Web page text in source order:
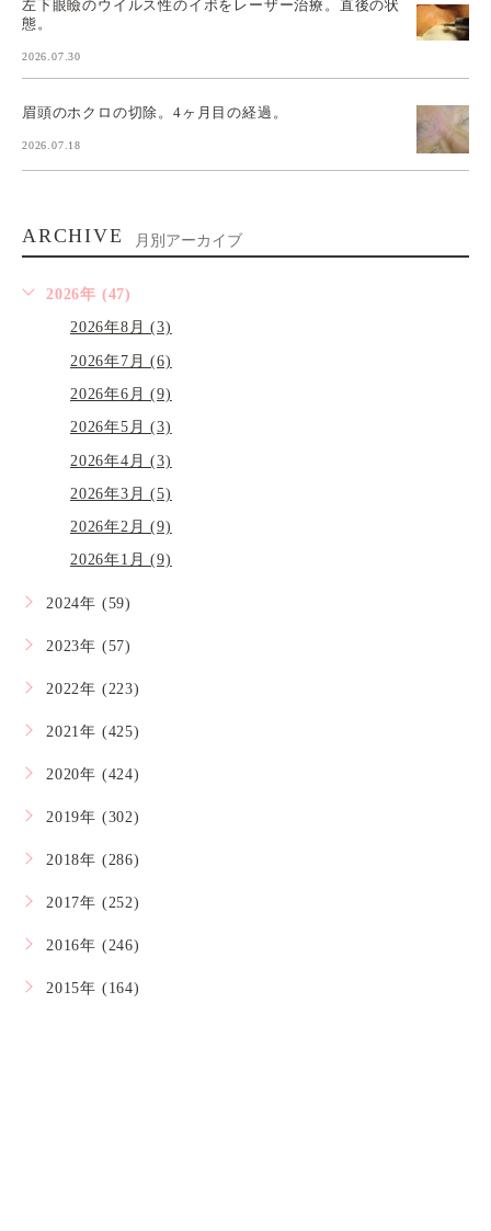
左下眼瞼のウイルス性のイボをレーザー治療。直後の状
態。
2026.07.30
眉頭のホクロの切除。4ヶ月目の経過。
2026.07.18
ARCHIVE 月別アーカイブ
2026年 (47)
2026年8月 (3)
2026年7月 (6)
2026年6月 (9)
2026年5月 (3)
2026年4月 (3)
2026年3月 (5)
2026年2月 (9)
2026年1月 (9)
2024年 (59)
2023年 (57)
2022年 (223)
2021年 (425)
2020年 (424)
2019年 (302)
2018年 (286)
2017年 (252)
2016年 (246)
2015年 (164)